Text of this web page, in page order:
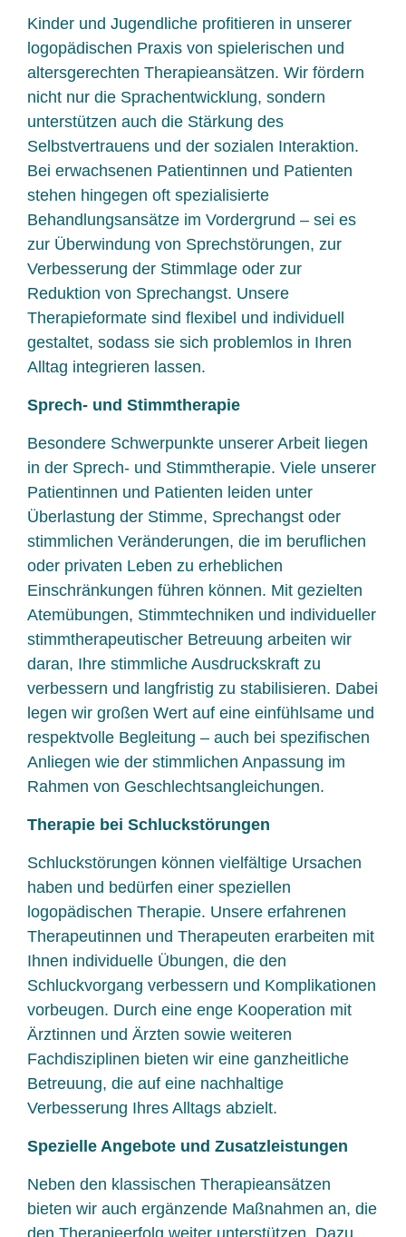
Kinder und Jugendliche profitieren in unserer
logopädischen Praxis von spielerischen und
altersgerechten Therapieansätzen. Wir fördern
nicht nur die Sprachentwicklung, sondern
unterstützen auch die Stärkung des
Selbstvertrauens und der sozialen Interaktion.
Bei erwachsenen Patientinnen und Patienten
stehen hingegen oft spezialisierte
Behandlungsansätze im Vordergrund – sei es
zur Überwindung von Sprechstörungen, zur
Verbesserung der Stimmlage oder zur
Reduktion von Sprechangst. Unsere
Therapieformate sind flexibel und individuell
gestaltet, sodass sie sich problemlos in Ihren
Alltag integrieren lassen.
Sprech- und Stimmtherapie
Besondere Schwerpunkte unserer Arbeit liegen
in der Sprech- und Stimmtherapie. Viele unserer
Patientinnen und Patienten leiden unter
Überlastung der Stimme, Sprechangst oder
stimmlichen Veränderungen, die im beruflichen
oder privaten Leben zu erheblichen
Einschränkungen führen können. Mit gezielten
Atemübungen, Stimmtechniken und individueller
stimmtherapeutischer Betreuung arbeiten wir
daran, Ihre stimmliche Ausdruckskraft zu
verbessern und langfristig zu stabilisieren. Dabei
legen wir großen Wert auf eine einfühlsame und
respektvolle Begleitung – auch bei spezifischen
Anliegen wie der stimmlichen Anpassung im
Rahmen von Geschlechtsangleichungen.
Therapie bei Schluckstörungen
Schluckstörungen können vielfältige Ursachen
haben und bedürfen einer speziellen
logopädischen Therapie. Unsere erfahrenen
Therapeutinnen und Therapeuten erarbeiten mit
Ihnen individuelle Übungen, die den
Schluckvorgang verbessern und Komplikationen
vorbeugen. Durch eine enge Kooperation mit
Ärztinnen und Ärzten sowie weiteren
Fachdisziplinen bieten wir eine ganzheitliche
Betreuung, die auf eine nachhaltige
Verbesserung Ihres Alltags abzielt.
Spezielle Angebote und Zusatzleistungen
Neben den klassischen Therapieansätzen
bieten wir auch ergänzende Maßnahmen an, die
den Therapieerfolg weiter unterstützen. Dazu